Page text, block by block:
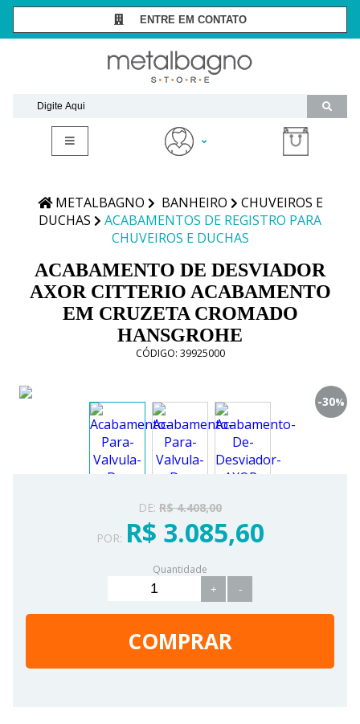
ENTRE EM CONTATO
SÃO PAULO - (11) 3081-7006
RIO DE JANEIRO -
(21) 2294-8091
(11) 99467-1909
METALBAGNO BANHEIRO
CHUVEIROS E
DUCHAS
ACABAMENTOS DE REGISTRO PARA
CHUVEIROS E DUCHAS
ACABAMENTO DE DESVIADOR
AXOR CITTERIO ACABAMENTO
EM CRUZETA CROMADO
HANSGROHE
CÓDIGO: 39925000
-30%
DE: R$ 4.408,00
POR: R$ 3.085,60
Quantidade
+ -
COMPRAR